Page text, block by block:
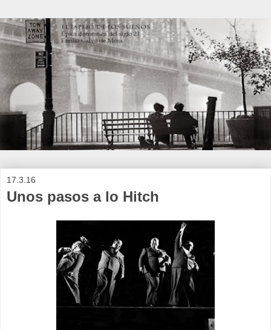
17.3.16
Unos pasos a lo Hitch